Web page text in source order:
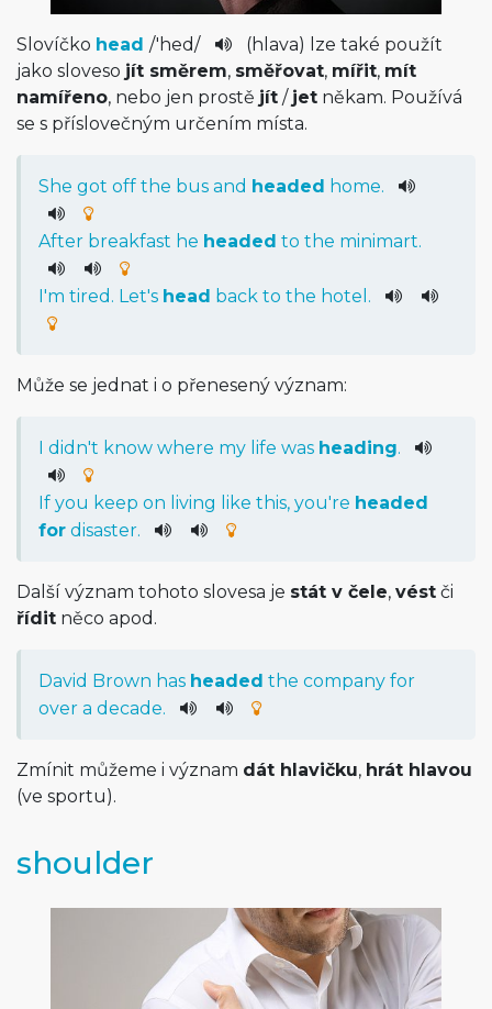
Slovíčko head /'hed/
(hlava) lze také použít
jako sloveso jít směrem, směřovat, mířit, mít
namířeno, nebo jen prostě jít / jet někam. Používá
se s příslovečným určením místa.
She got off the bus and headed home.
After breakfast he headed to the minimart.
'm tired . Let's head back to the hotel .
Může se jednat i o přenesený význam:
did n't know where my life was heading.
If you keep on living like this, you're headed
for disaster.
Další význam tohoto slovesa je stát v čele, vést či
řídit něco apod.
David Brown has headed the company for
over a decade.
Zmínit můžeme i význam dát hlavičku, hrát hlavou
(ve sportu).
shoulder